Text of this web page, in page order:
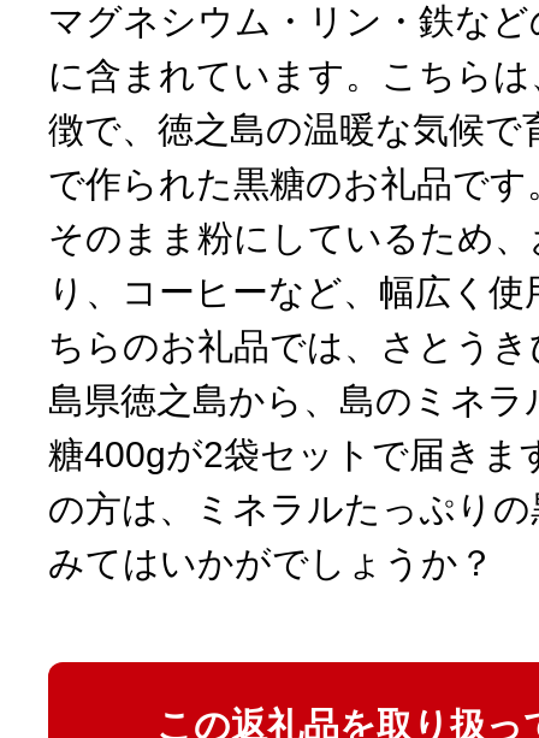
マグネシウム・リン・鉄な
に含まれています。こちら
徴で、徳之島の温暖な気候
で作られた黒糖のお礼品で
そのまま粉にしているため
り、コーヒーなど、幅広く
ちらのお礼品では、さとう
島県徳之島から、島のミネ
糖400gが2袋セットで届きま
の方は、ミネラルたっぷり
みてはいかがでしょうか？
この返礼品を取り扱っ